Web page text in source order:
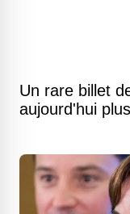
Un rare billet
aujourd'hui